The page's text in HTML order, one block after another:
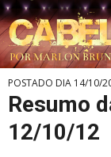
POSTADO DIA 14/10/
Resumo
12/10/12